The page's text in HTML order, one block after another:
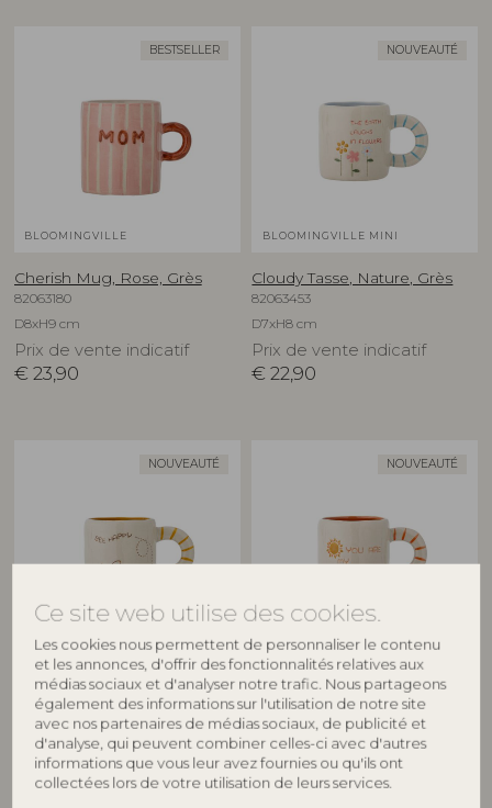
Ce site web utilise des cookies.
Les cookies nous permettent de personnaliser le contenu
et les annonces, d'offrir des fonctionnalités relatives aux
médias sociaux et d'analyser notre trafic. Nous partageons
également des informations sur l'utilisation de notre site
avec nos partenaires de médias sociaux, de publicité et
d'analyse, qui peuvent combiner celles-ci avec d'autres
informations que vous leur avez fournies ou qu'ils ont
collectées lors de votre utilisation de leurs services.
BESTSELLER
BLOOMINGVILLE
Cherish Mug, Rose, Grès
82063180
D8xH9 cm
Prix de vente indicatif
€ 23,90
NOUVEAUTÉ
BLOOMINGVILLE MINI
Cloudy Tasse, Nature, Grès
82063453
D7xH8 cm
Prix de vente indicatif
€ 22,90
NOUVEAUTÉ
BLOOMINGVILLE MINI
Cloudy Tasse, Nature, Grès
82063454
D7xH8 cm
Prix de vente indicatif
22,90
NOUVEAUTÉ
BLOOMINGVILLE MINI
Cloudy Tasse, Nature, Grès
82063455
D7xH8 cm
Prix de vente indicatif
€ 22,90